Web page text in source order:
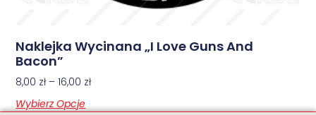
Naklejka Wycinana „I Love Guns And
Bacon”
8,00 zł – 16,00 zł
Wybierz Opcje